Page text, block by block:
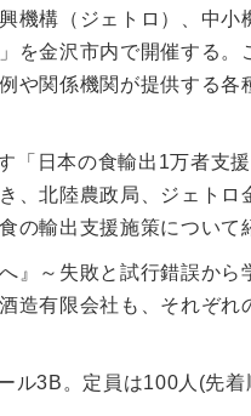
機構（ジェトロ）、中
を金沢市内で開催する。
や関係機関が提供する各
日本の食輸出1万者支
、北陸農政局、ジェトロ
の輸出支援施策について
』～失敗と試行錯誤から
造有限会社も、それぞれ
3B。定員は100人(先着